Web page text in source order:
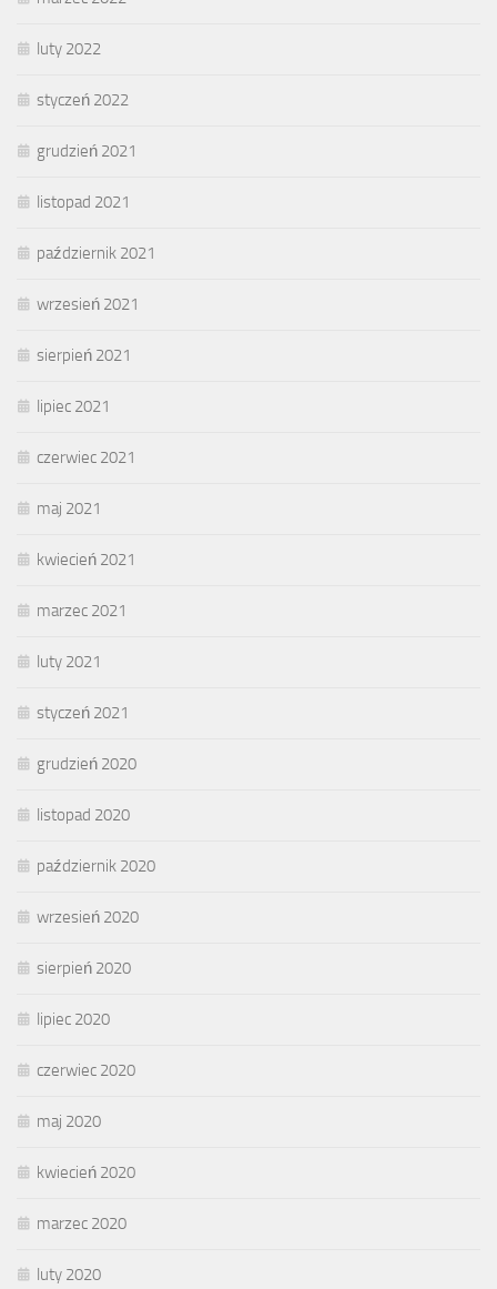
luty 2022
styczeń 2022
grudzień 2021
listopad 2021
październik 2021
wrzesień 2021
sierpień 2021
lipiec 2021
czerwiec 2021
maj 2021
kwiecień 2021
marzec 2021
luty 2021
styczeń 2021
grudzień 2020
listopad 2020
październik 2020
wrzesień 2020
sierpień 2020
lipiec 2020
czerwiec 2020
maj 2020
kwiecień 2020
marzec 2020
luty 2020